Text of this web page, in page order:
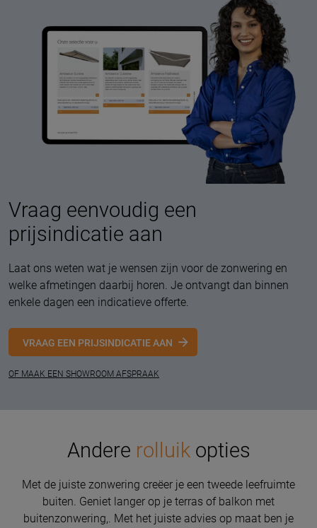
Vraag eenvoudig een
prijsindicatie aan
Laat ons weten wat je wensen zijn voor de zonwering en
welke afmetingen daarbij horen. Je ontvangt dan binnen
enkele dagen een indicatieve offerte.
VRAAG EEN PRIJSINDICATIE AAN
OF MAAK EEN SHOWROOM AFSPRAAK
Andere rolluikopties
Met de juiste zonwering creëer je een tweede leefruimte
buiten. Geniet langer op je terras of balkon met
buitenzonwering,. Met het juiste advies op maat ben je